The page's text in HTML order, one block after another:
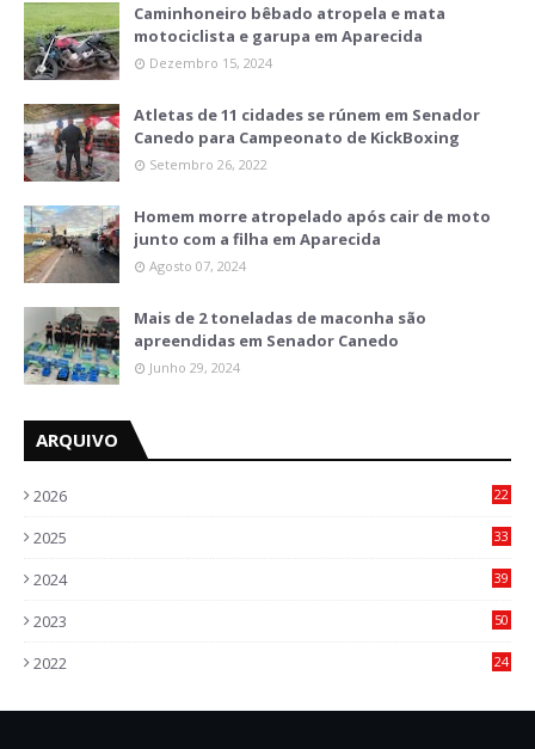
Caminhoneiro bêbado atropela e mata
motociclista e garupa em Aparecida
Dezembro 15, 2024
Atletas de 11 cidades se rúnem em Senador
Canedo para Campeonato de KickBoxing
Setembro 26, 2022
Homem morre atropelado após cair de moto
junto com a filha em Aparecida
Agosto 07, 2024
Mais de 2 toneladas de maconha são
apreendidas em Senador Canedo
Junho 29, 2024
ARQUIVO
2026
22
2025
33
2024
39
2023
50
2022
24